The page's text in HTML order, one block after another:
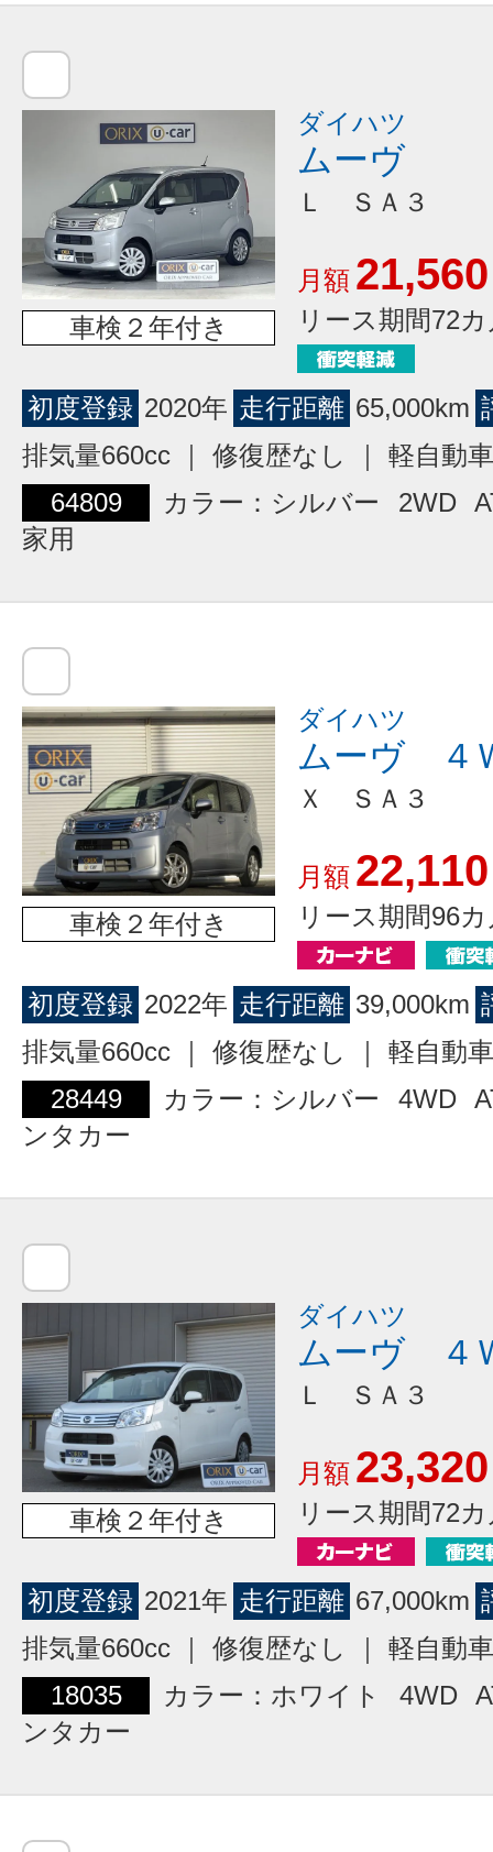
車検２年付き
ダイハツ
ムーヴ
Ｌ ＳＡ３
月額 21,560
リース期間72
初度登録 2020年 走行距離 65,000km
排気量660cc ｜ 修復歴なし ｜ 軽自動車
64809
カラー：シルバー 2WD
家用
車検２年付き
ダイハツ
ムーヴ ４
Ｘ ＳＡ３
月額 22,110
リース期間96
初度登録 2022年 走行距離 39,000km
排気量660cc ｜ 修復歴なし ｜ 軽自動車
28449
カラー：シルバー 4WD
ンタカー
車検２年付き
ダイハツ
ムーヴ ４
Ｌ ＳＡ３
月額 23,320
リース期間72
初度登録 2021年 走行距離 67,000km
排気量660cc ｜ 修復歴なし ｜ 軽自動車
18035
カラー：ホワイト 4WD
ンタカー